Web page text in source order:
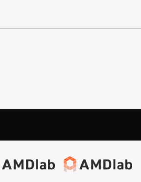
AMDlabについて
AMDlabについて
AMDlabについて
中途採用
業務委託・アルバイト